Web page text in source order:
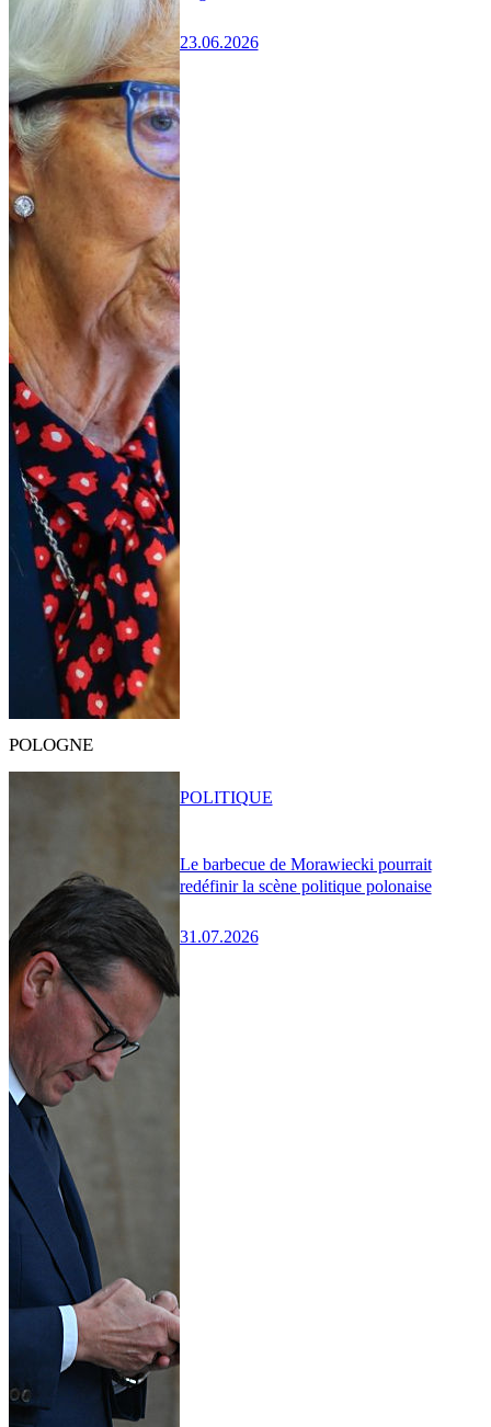
23.06.2026
POLOGNE
Le barbecue de Morawiecki pourrait
redéfinir la scène politique polonaise
31.07.2026
POLITIQUE